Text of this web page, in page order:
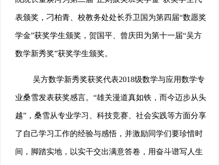
表颁奖，刁柏青、校教务处处长乔卫国为第四届“数愿奖
学金”获奖学生颁奖，贺国平、曾庆田为第十一届“吴方
数学新秀奖”获奖学生颁奖。
吴方数学新秀奖获奖代表2018级数学与应用数学专
业桑雪发表获奖感言。“雄关漫道真如铁，而今迈步从头
越”，桑雪从专业学习、科技竞赛、社会实践等方面分享
了自己学习工作的经验与感悟，并激励同学们要珍惜时
间，脚踏实地，以实干交出满意答卷，用奋斗谱写人生